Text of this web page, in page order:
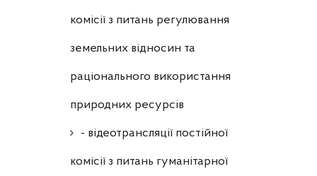
комісії з питань регулювання
земельних відносин та
раціонального використання
природних ресурсів
- відеотрансляції постійної
комісії з питань гуманітарної